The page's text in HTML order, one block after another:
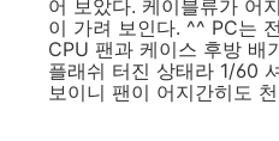
어 보았다. 케이블류가 어
이 가려 보인다. ^^ PC는
CPU 팬과 케이스 후방 배
플래쉬 터진 상태라 1/60
보이니 팬이 어지간히도